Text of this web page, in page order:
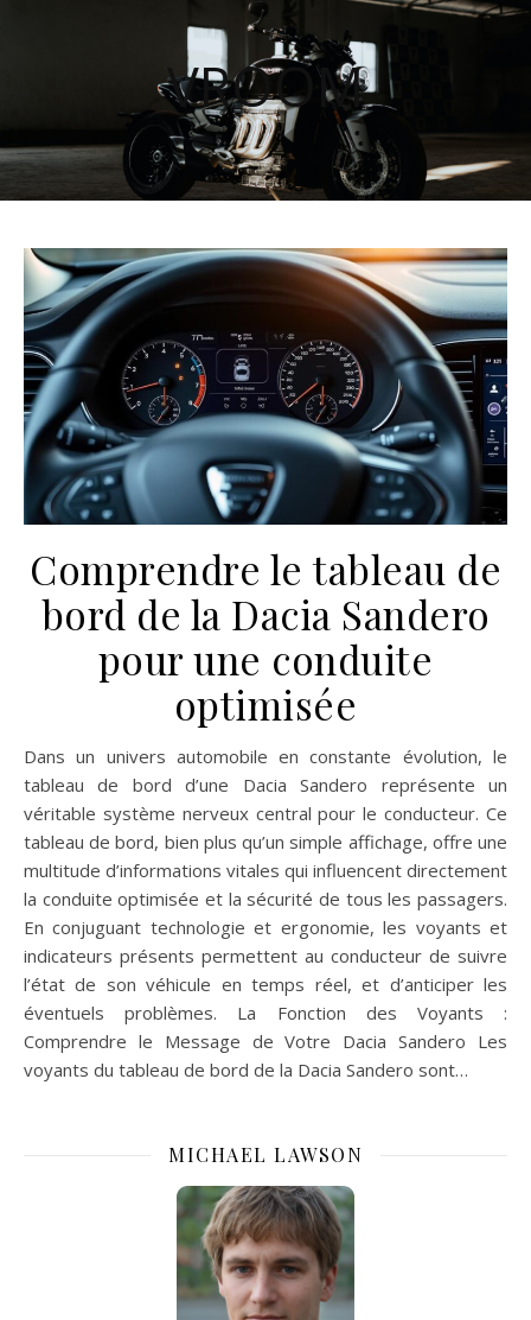
VROOM
Comprendre le tableau de
bord de la Dacia Sandero
pour une conduite
optimisée
Dans un univers automobile en constante évolution, le
tableau de bord d’une Dacia Sandero représente un
véritable système nerveux central pour le conducteur. Ce
tableau de bord, bien plus qu’un simple affichage, offre une
multitude d’informations vitales qui influencent directement
la conduite optimisée et la sécurité de tous les passagers.
En conjuguant technologie et ergonomie, les voyants et
indicateurs présents permettent au conducteur de suivre
l’état de son véhicule en temps réel, et d’anticiper les
éventuels problèmes. La Fonction des Voyants :
Comprendre le Message de Votre Dacia Sandero Les
voyants du tableau de bord de la Dacia Sandero sont…
MICHAEL LAWSON